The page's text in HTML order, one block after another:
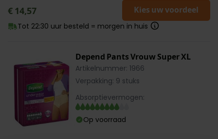
€ 14,57 Kies uw voordeel
Tot 22:30 uur besteld = morgen in huis
Depend Pants Vrouw Super XL
Artikelnummer: 1966
Verpakking: 9 stuks
Absorptievermogen:
Op voorraad